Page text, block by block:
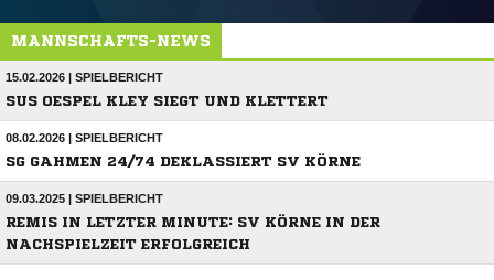
MANNSCHAFTS-NEWS
15.02.2026 | SPIELBERICHT
SUS OESPEL KLEY SIEGT UND KLETTERT
08.02.2026 | SPIELBERICHT
SG GAHMEN 24/74 DEKLASSIERT SV KÖRNE
09.03.2025 | SPIELBERICHT
REMIS IN LETZTER MINUTE: SV KÖRNE IN DER
NACHSPIELZEIT ERFOLGREICH